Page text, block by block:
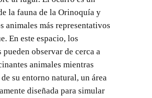
la fauna de la Orinoquía y
animales más representativos
En este espacio, los
observar de cerca a
animales mientras
su entorno natural, un área
diseñada para simular